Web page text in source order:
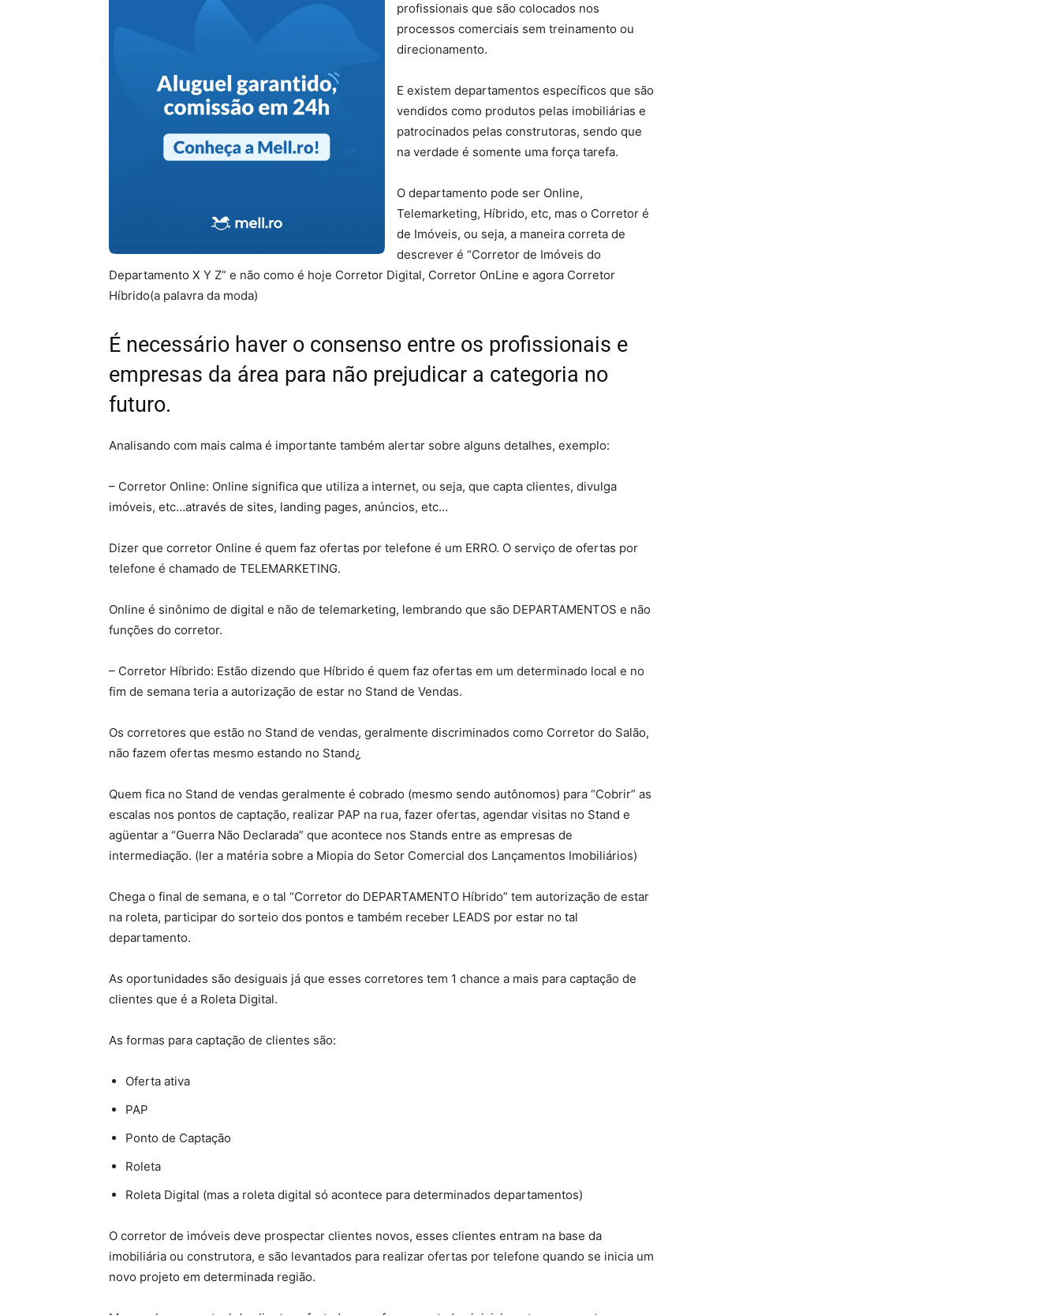
profissionais que são colocados nos
processos comerciais sem treinamento ou
direcionamento.
E existem departamentos específicos que são
vendidos como produtos pelas imobiliárias e
patrocinados pelas construtoras, sendo que
na verdade é somente uma força tarefa.
O departamento pode ser Online,
Telemarketing, Híbrido, etc, mas o Corretor é
de Imóveis, ou seja, a maneira correta de
descrever é “Corretor de Imóveis do
Departamento X Y Z” e não como é hoje Corretor Digital, Corretor OnLine e agora Corretor
Híbrido(a palavra da moda)
É necessário haver o consenso entre os profissionais e
empresas da área para não prejudicar a categoria no
futuro.
Analisando com mais calma é importante também alertar sobre alguns detalhes, exemplo:
– Corretor Online: Online significa que utiliza a internet, ou seja, que capta clientes, divulga
imóveis, etc…através de sites, landing pages, anúncios, etc…
Dizer que corretor Online é quem faz ofertas por telefone é um ERRO. O serviço de ofertas por
telefone é chamado de TELEMARKETING.
Online é sinônimo de digital e não de telemarketing, lembrando que são DEPARTAMENTOS e não
funções do corretor.
– Corretor Híbrido: Estão dizendo que Híbrido é quem faz ofertas em um determinado local e no
fim de semana teria a autorização de estar no Stand de Vendas.
Os corretores que estão no Stand de vendas, geralmente discriminados como Corretor do Salão,
não fazem ofertas mesmo estando no Stand¿
Quem fica no Stand de vendas geralmente é cobrado (mesmo sendo autônomos) para “Cobrir” as
escalas nos pontos de captação, realizar PAP na rua, fazer ofertas, agendar visitas no Stand e
agüentar a “Guerra Não Declarada” que acontece nos Stands entre as empresas de
intermediação. (ler a matéria sobre a Miopia do Setor Comercial dos Lançamentos Imobiliários)
Chega o final de semana, e o tal “Corretor do DEPARTAMENTO Híbrido” tem autorização de estar
na roleta, participar do sorteio dos pontos e também receber LEADS por estar no tal
departamento.
As oportunidades são desiguais já que esses corretores tem 1 chance a mais para captação de
clientes que é a Roleta Digital.
As formas para captação de clientes são:
Oferta ativa
PAP
Ponto de Captação
Roleta
Roleta Digital (mas a roleta digital só acontece para determinados departamentos)
O corretor de imóveis deve prospectar clientes novos, esses clientes entram na base da
imobiliária ou construtora, e são levantados para realizar ofertas por telefone quando se inicia um
novo projeto em determinada região.